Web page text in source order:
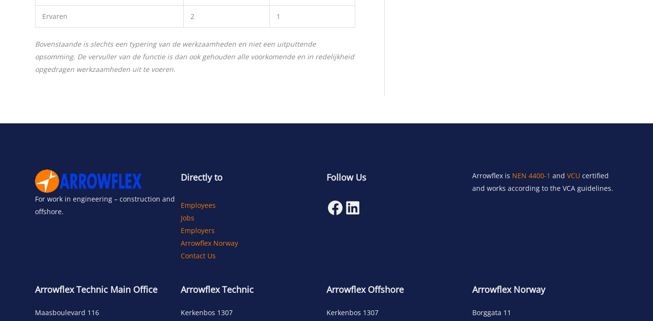
Ervaren 2 1
Bovenstaande is slechts een typering van de werkzaamheden en niet een uitputtende
opsomming. De vervuller van de functie is dan ook gehouden alle voorkomende en in redelijkheid
opgedragen werkzaamheden uit te voeren.
For work in engineering – construction and
offshore.
Directly to
Employees
Jobs
Employers
Arrowflex Norway
Contact Us
Follow Us
Facebook LinkedIn
Arrowflex is NEN 4400-1 and VCU certified
and works according to the VCA guidelines.
Arrowflex Technic Main Office
Maasboulevard 116
Arrowflex Technic
Kerkenbos 1307
Arrowflex Offshore
Kerkenbos 1307
Arrowflex Norway
Borggata 11